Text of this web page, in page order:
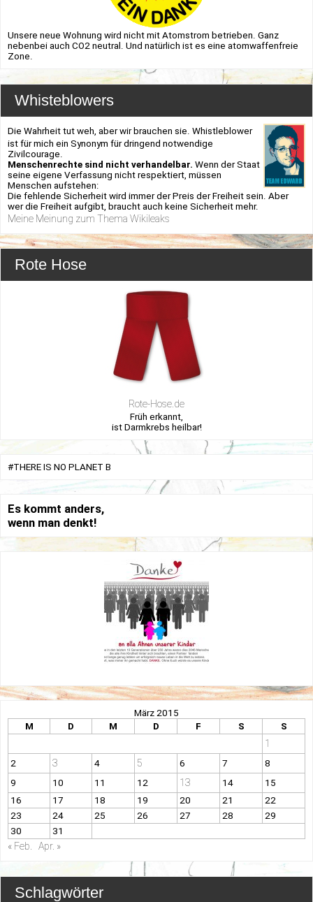
Unsere neue Wohnung wird nicht mit Atomstrom betrieben. Ganz
nebenbei auch CO2 neutral. Und natürlich ist es eine atomwaffenfreie
Zone.
Whisteblowers
Die Wahrheit tut weh, aber wir brauchen sie. Whistleblower
ist für mich ein Synonym für dringend notwendige
Zivilcourage.
Menschenrechte sind nicht verhandelbar. Wenn der Staat
seine eigene Verfassung nicht respektiert, müssen
Menschen aufstehen:
Die fehlende Sicherheit wird immer der Preis der Freiheit sein. Aber
wer die Freiheit aufgibt, braucht auch keine Sicherheit mehr.
Meine Meinung zum Thema Wikileaks
Rote Hose
Rote-Hose.de
Früh erkannt,
ist Darmkrebs heilbar!
#THERE IS NO PLANET B
Es kommt anders,
wenn man denkt!
März 2015
M
D M D F S S
1
2 3 4 5 6 7
8
9
10 11 12 13 14
15
16
17 18 19 20 21
22
23
24 25 26 27 28
29
30
31
« Feb. Apr. »
Schlagwörter